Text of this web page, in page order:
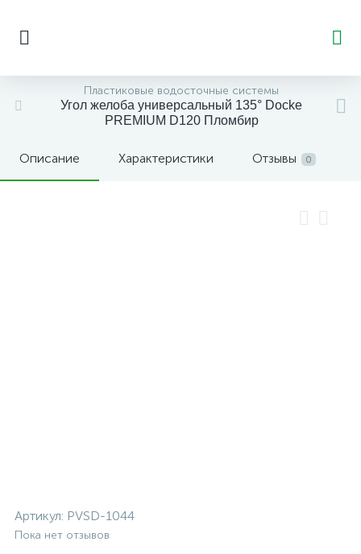
Пластиковые водосточные системы
Угол желоба универсальный 135° Docke
PREMIUM D120 Пломбир
Описание Характеристики Отзывы 0
Артикул: PVSD-1044
Пока нет отзывов